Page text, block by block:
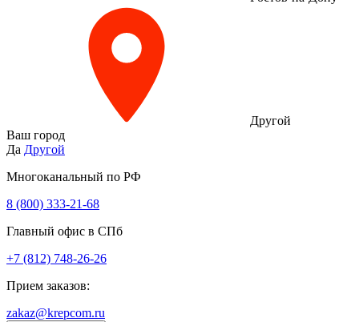
Другой
Ваш город
Да Другой
Многоканальный по РФ
8 (800) 333‑21-68
Главный офис в СПб
+7 (812) 748-26-26
Прием заказов:
zakaz@krepcom.ru